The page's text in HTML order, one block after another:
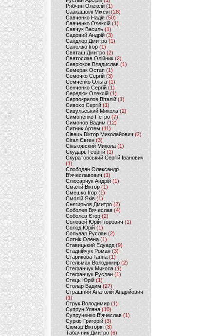
Рябчин Олексій (1)
Саакашвілі Міхеіл(28)
Савченко Надія (50)
Савченко Олексій(1)
Савчук Василь (1)
Садовий Андрій (3)
Сандлер Дмитро(1)
Сапожко Ігор(1)
Святаш Дмитро (2)
Святослав Олійник (2)
Севрюков Владислав (1)
Семерак Остап (1)
Семочко Сергій (3)
Семченко Ольга (1)
Сенченко Сергій(1)
Середюк Олексій(1)
Серпокрилов Віталій(1)
Сивохо Сергій(1)
Сивульський Микола(2)
Симоненко Петро(7)
Симонов Вадим (12)
Ситник Артем(11)
Сівець Віктор Миколайович(2)
Сігал Євген (3)
Сіньковский Микола(1)
Скударь Георгій (1)
Скуратовський Сергій Іванович
(1)
Слободян Олександр
В'ячеславович(1)
Слюсарчук Андрій(1)
Смалій Віктор (1)
Смешко Ігор (1)
Смолій Яків (1)
Снєгирьов Дмитро (2)
Соболев Вячеслав (4)
Соболєв Єгор(2)
Соловей Юрій Ігорович (1)
Солод Юрій (1)
Сольвар Руслан (2)
Сотнік Олена(1)
Ставицький Едуард (9)
Стаднійчук Роман(3)
Старикова Ганна (1)
Стельмах Володимир(2)
Стефанчук Микола (1)
Стефанчук Руслан (1)
Стець Юрій (1)
Столар Вадим(27)
Страшний Анатолій Андрійович
(1)
Струк Володимир (1)
Супрун Уляна (10)
Супруненко В'ячеслав (1)
Суркіс Григорій (3)
Сюмар Вікторія (3)
Табачник Дмитро (6)